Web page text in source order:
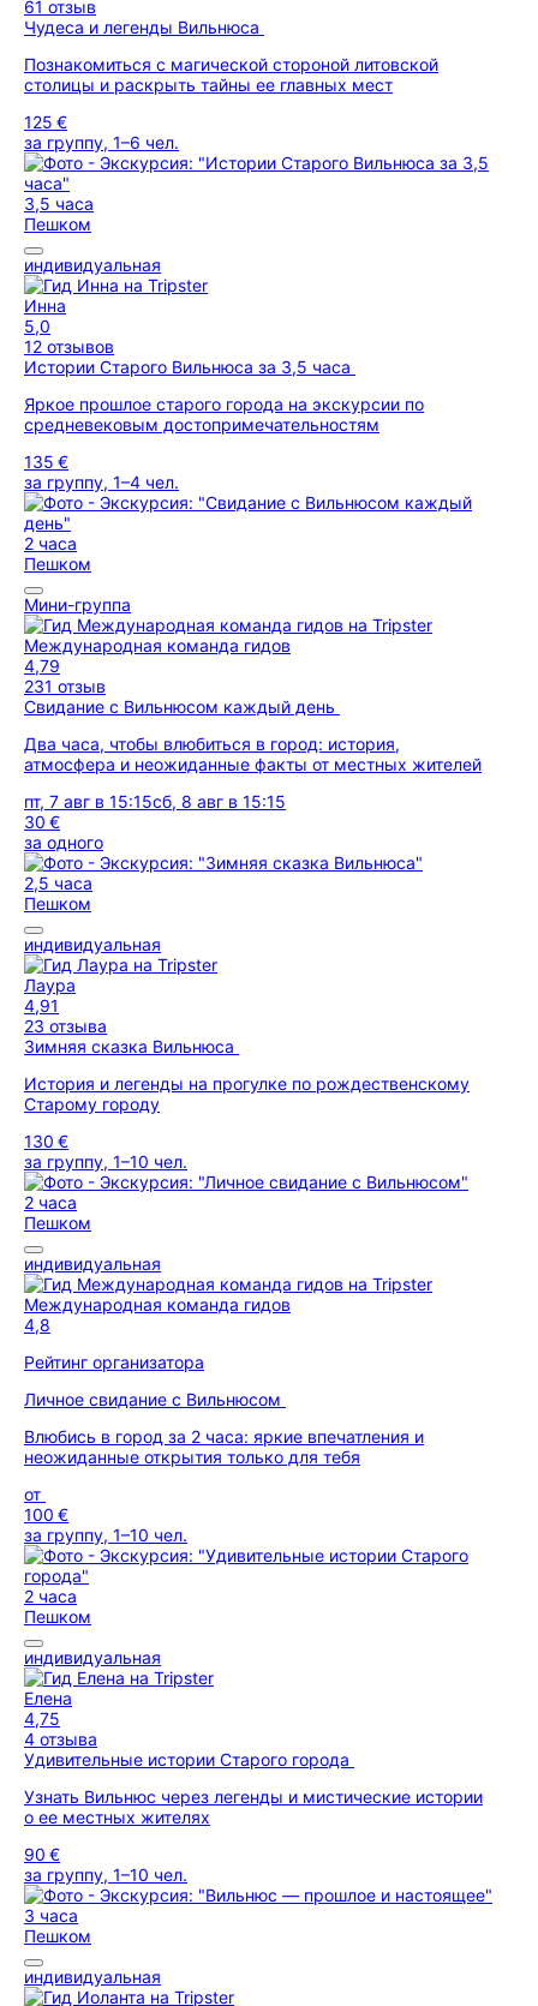
61 отзыв
Чудеса и легенды Вильнюса
Познакомиться с магической стороной литовской
столицы и раскрыть тайны ее главных мест
125 €
за группу, 1–6 чел.
3,5 часа
Пешком
индивидуальная
Инна
5,0
12 отзывов
Истории Старого Вильнюса за 3,5 часа
Яркое прошлое старого города на экскурсии по
средневековым достопримечательностям
135 €
за группу, 1–4 чел.
2 часа
Пешком
Мини-группа
Международная команда гидов
4,79
231 отзыв
Свидание с Вильнюсом каждый день
Два часа, чтобы влюбиться в город: история,
атмосфера и неожиданные факты от местных жителей
пт, 7 авг в 15:15сб, 8 авг в 15:15
30 €
за одного
2,5 часа
Пешком
индивидуальная
Лаура
4,91
23 отзыва
Зимняя сказка Вильнюса
История и легенды на прогулке по рождественскому
Старому городу
130 €
за группу, 1–10 чел.
2 часа
Пешком
индивидуальная
Международная команда гидов
4,8
Рейтинг организатора
Личное свидание с Вильнюсом
Влюбись в город за 2 часа: яркие впечатления и
неожиданные открытия только для тебя
от
100 €
за группу, 1–10 чел.
2 часа
Пешком
индивидуальная
Елена
4,75
4 отзыва
Удивительные истории Старого города
Узнать Вильнюс через легенды и мистические истории
о ее местных жителях
90 €
за группу, 1–10 чел.
3 часа
Пешком
индивидуальная